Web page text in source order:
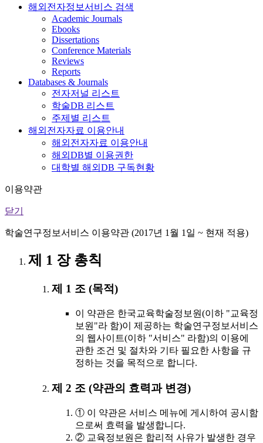
해외전자정보서비스 검색
Academic Journals
Ebooks
Dissertations
Conference Materials
Reviews
Reports
Databases & Journals
전자저널 리스트
학술DB 리스트
주제별 리스트
해외전자자료 이용안내
해외전자자료 이용안내
해외DB별 이용권한
대학별 해외DB 구독현황
이용약관
닫기
학술연구정보서비스 이용약관 (2017년 1월 1일 ~ 현재 적용)
제 1 장 총칙
제 1 조 (목적)
이 약관은 한국교육학술정보원(이하 "교육정
보원"라 함)이 제공하는 학술연구정보서비스
의 웹사이트(이하 "서비스" 라함)의 이용에
관한 조건 및 절차와 기타 필요한 사항을 규
정하는 것을 목적으로 합니다.
제 2 조 (약관의 효력과 변경)
① 이 약관은 서비스 메뉴에 게시하여 공시함
으로써 효력을 발생합니다.
② 교육정보원은 합리적 사유가 발생한 경우